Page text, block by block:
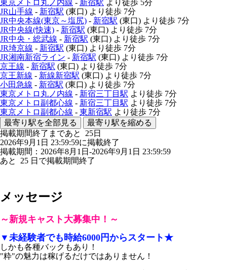
東京メトロ丸ノ内線 - 新宿駅 より徒歩 5分
JR山手線 - 新宿駅 (東口) より徒歩 7分
JR中央本線(東京～塩尻) - 新宿駅 (東口) より徒歩 7分
JR中央線(快速) - 新宿駅 (東口) より徒歩 7分
JR中央・総武線 - 新宿駅 (東口) より徒歩 7分
JR埼京線 - 新宿駅 (東口) より徒歩 7分
JR湘南新宿ライン - 新宿駅 (東口) より徒歩 7分
京王線 - 新宿駅 (東口) より徒歩 7分
京王新線 - 新線新宿駅 (東口) より徒歩 7分
小田急線 - 新宿駅 (東口) より徒歩 7分
東京メトロ丸ノ内線 - 新宿三丁目駅 より徒歩 7分
東京メトロ副都心線 - 新宿三丁目駅 より徒歩 7分
東京メトロ副都心線 - 東新宿駅 より徒歩 7分
最寄り駅を全部見る
最寄り駅を縮める
掲載期間終了まであと 25日
2026年9月1日 23:59:59に掲載終了
掲載期間：2026年8月1日-2026年9月1日 23:59:59
あと 25 日で掲載期間終了
メッセージ
～新規キャスト大募集中！～
▼未経験者でも時給6000円からスタート★
しかも各種バックもあり！
"粋"の魅力は稼げるだけではありません！